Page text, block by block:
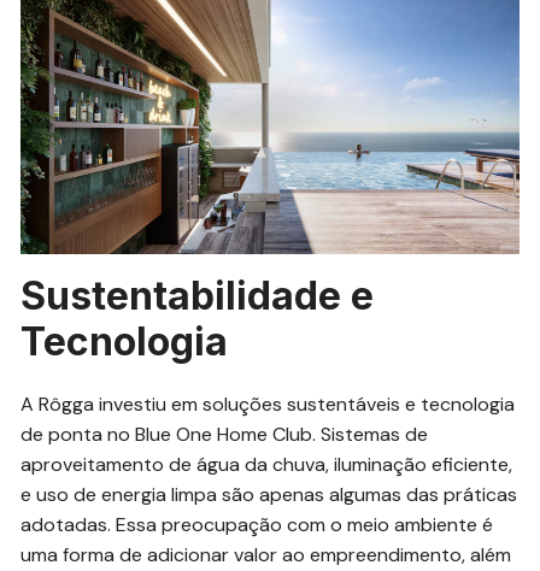
Sustentabilidade e
Tecnologia
A Rôgga investiu em soluções sustentáveis e tecnologia
de ponta no Blue One Home Club. Sistemas de
aproveitamento de água da chuva, iluminação eficiente,
e uso de energia limpa são apenas algumas das práticas
adotadas. Essa preocupação com o meio ambiente é
uma forma de adicionar valor ao empreendimento, além